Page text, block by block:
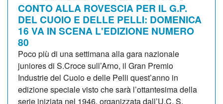
CONTO ALLA ROVESCIA PER IL G.P.
DEL CUOIO E DELLE PELLI: DOMENICA
16 VA IN SCENA L'EDIZIONE NUMERO
80
Poco più di una settimana alla gara nazionale
juniores di S.Croce sull’Arno, il Gran Premio
Industrie del Cuoio e delle Pelli quest’anno in
edizione speciale visto che sarà l’ottantesima della
serie iniziata nel 1946, organizzata dall’U.C. S.